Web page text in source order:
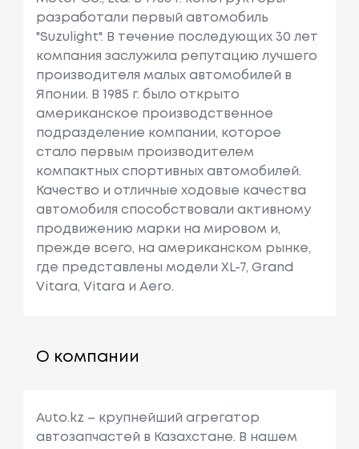
разработали первый автомобиль
"Suzulight". В течение последующих 30 лет
компания заслужила репутацию лучшего
производителя малых автомобилей в
Японии. В 1985 г. было открыто
американское производственное
подразделение компании, которое
стало первым производителем
компактных спортивных автомобилей.
Качество и отличные ходовые качества
автомобиля способствовали активному
продвижению марки на мировом и,
прежде всего, на американском рынке,
где представлены модели XL-7, Grand
Vitara, Vitara и Aero.
О компании
Auto.kz – крупнейший агрегатор
автозапчастей в Казахстане. В нашем